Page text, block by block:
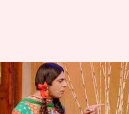
'द कपिल शर्मा' में
मिलेगी कपिल और
जानें कब